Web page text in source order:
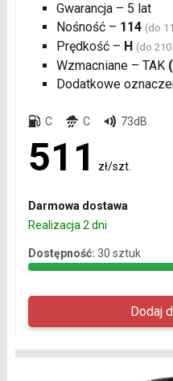
Gwarancja – 5 lat
Nośność – 114 (do
Prędkość – H (do
Wzmacniane – TAK
Dodatkowe
C C 73dB
511 zł/szt.
Darmowa dostawa
Realizacja 2 dni
Dostępność: 30 sztuk